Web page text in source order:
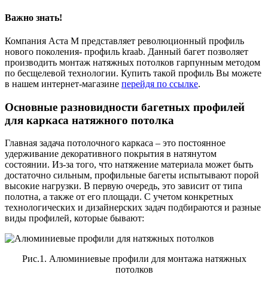
Важно знать!
Компания Аста М представляет революционный профиль
нового поколения- профиль kraab. Данный багет позволяет
производить монтаж натяжных потолков гарпунным методом
по бесщелевой технологии. Купить такой профиль Вы можете
в нашем интернет-магазине перейдя по ссылке.
Основные разновидности багетных профилей
для каркаса натяжного потолка
Главная задача потолочного каркаса – это постоянное
удерживание декоративного покрытия в натянутом
состоянии. Из-за того, что натяжение материала может быть
достаточно сильным, профильные багеты испытывают порой
высокие нагрузки. В первую очередь, это зависит от типа
полотна, а также от его площади. С учетом конкретных
технологических и дизайнерских задач подбираются и разные
виды профилей, которые бывают:
Рис.1. Алюминиевые профили для монтажа натяжных
потолков